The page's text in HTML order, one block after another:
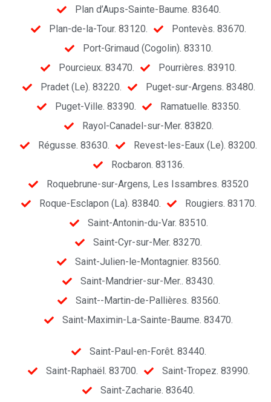
Plan d’Aups-Sainte-Baume. 83640.
Plan-de-la-Tour. 83120.
Pontevès. 83670.
Port-Grimaud (Cogolin). 83310.
Pourcieux. 83470.
Pourrières. 83910.
Pradet (Le). 83220.
Puget-sur-Argens. 83480.
Puget-Ville. 83390.
Ramatuelle. 83350.
Rayol-Canadel-sur-Mer. 83820.
Régusse. 83630.
Revest-les-Eaux (Le). 83200.
Rocbaron. 83136.
Roquebrune-sur-Argens, Les Issambres. 83520
Roque-Esclapon (La). 83840.
Rougiers. 83170.
Saint-Antonin-du-Var. 83510.
Saint-Cyr-sur-Mer. 83270.
Saint-Julien-le-Montagnier. 83560.
Saint-Mandrier-sur-Mer.. 83430.
Saint--Martin-de-Pallières. 83560.
Saint-Maximin-La-Sainte-Baume. 83470.
Saint-Paul-en-Forêt. 83440.
Saint-Raphaël. 83700.
Saint-Tropez. 83990.
Saint-Zacharie. 83640.